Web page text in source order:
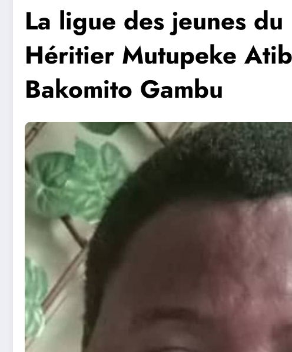
La ligue des jeunes
Héritier Mutupeke
Bakomito Gambu